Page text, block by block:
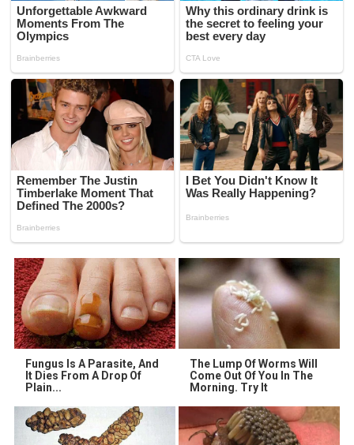
Fungus Is A Parasite, And
It Dies From A Drop Of
Plain...
The Lump Of Worms Will
Come Out Of You In The
Morning. Try It